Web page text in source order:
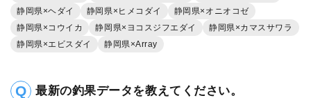
静岡県×ヘダイ
静岡県×ヒメコダイ
静岡県×オニオコゼ
静岡県×コウイカ
静岡県×ヨコスジフエダイ
静岡県×カマスサワラ
静岡県×エビスダイ
静岡県×Array
最新の釣果データを教えてください。